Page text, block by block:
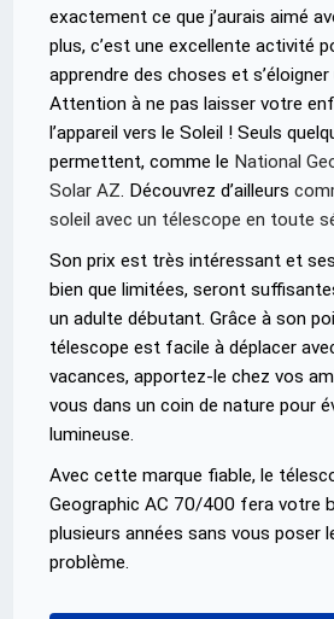
exactement ce que j’aurais aimé
plus, c’est une excellente activité
apprendre des choses et
Attention à ne pas laisser votre
l’appareil vers le Soleil ! Seuls
permettent, comme le National
Solar AZ. Découvrez d’ailleurs
soleil avec un télescope en toute
Son prix est très intéressant et
bien que limitées, seront
un adulte débutant. Grâce à son
télescope est facile à déplacer
vacances, apportez-le chez vos
vous dans un coin de nature pour
lumineuse.
Avec cette marque fiable, le
Geographic AC 70/400 fera votre
plusieurs années sans vous poser
problème.